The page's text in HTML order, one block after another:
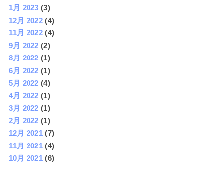
1月 2023 (3)
12月 2022 (4)
11月 2022 (4)
9月 2022 (2)
8月 2022 (1)
6月 2022 (1)
5月 2022 (4)
4月 2022 (1)
3月 2022 (1)
2月 2022 (1)
12月 2021 (7)
11月 2021 (4)
10月 2021 (6)